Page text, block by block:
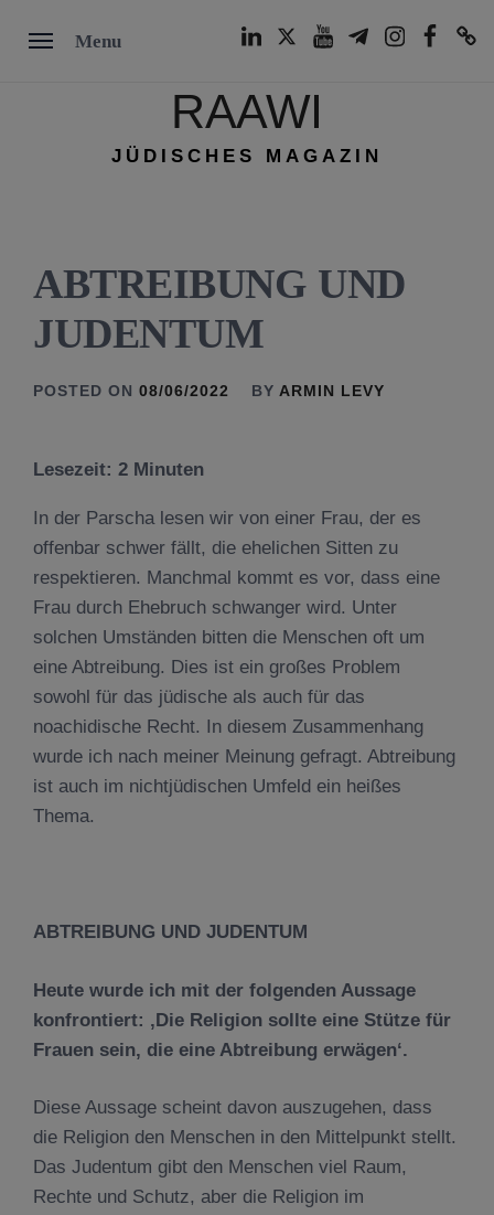
Menu
RAAWI
JÜDISCHES MAGAZIN
ABTREIBUNG UND
JUDENTUM
POSTED ON 08/06/2022 BY ARMIN LEVY
Lesezeit: 2 Minuten
In der Parscha lesen wir von einer Frau, der es
offenbar schwer fällt, die ehelichen Sitten zu
respektieren. Manchmal kommt es vor, dass eine
Frau durch Ehebruch schwanger wird. Unter
solchen Umständen bitten die Menschen oft um
eine Abtreibung. Dies ist ein großes Problem
sowohl für das jüdische als auch für das
noachidische Recht. In diesem Zusammenhang
wurde ich nach meiner Meinung gefragt. Abtreibung
ist auch im nichtjüdischen Umfeld ein heißes
Thema.
ABTREIBUNG UND JUDENTUM
Heute wurde ich mit der folgenden Aussage
konfrontiert: ‚Die Religion sollte eine Stütze für
Frauen sein, die eine Abtreibung erwägen‘.
Diese Aussage scheint davon auszugehen, dass
die Religion den Menschen in den Mittelpunkt stellt.
Das Judentum gibt den Menschen viel Raum,
Rechte und Schutz, aber die Religion im